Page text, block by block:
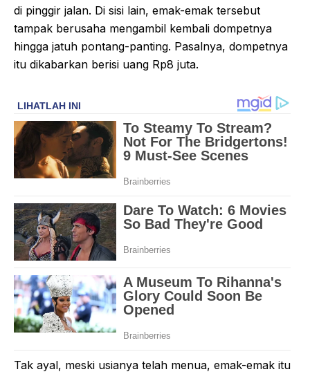
di pinggir jalan. Di sisi lain, emak-emak tersebut
tampak berusaha mengambil kembali dompetnya
hingga jatuh pontang-panting. Pasalnya, dompetnya
itu dikabarkan berisi uang Rp8 juta.
Tak ayal, meski usianya telah menua, emak-emak itu